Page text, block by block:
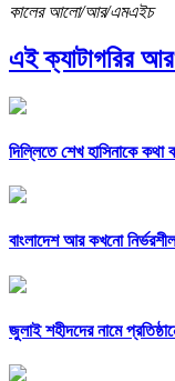
কালের আলো/আর/এমএইচ
এই ক্যাটাগরির
দিল্লিতে শেখ হাসিনাকে কথা
বাংলাদেশ আর কখনো নির্ভরশীল
জুলাই শহীদদের নামে